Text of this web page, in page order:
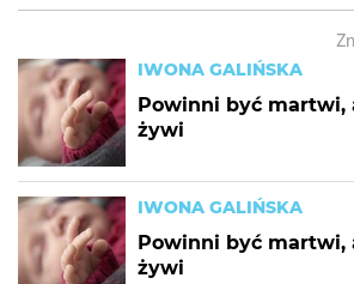
IWONA GALIŃSKA
Powinni być martwi,
żywi
IWONA GALIŃSKA
Powinni być martwi,
żywi